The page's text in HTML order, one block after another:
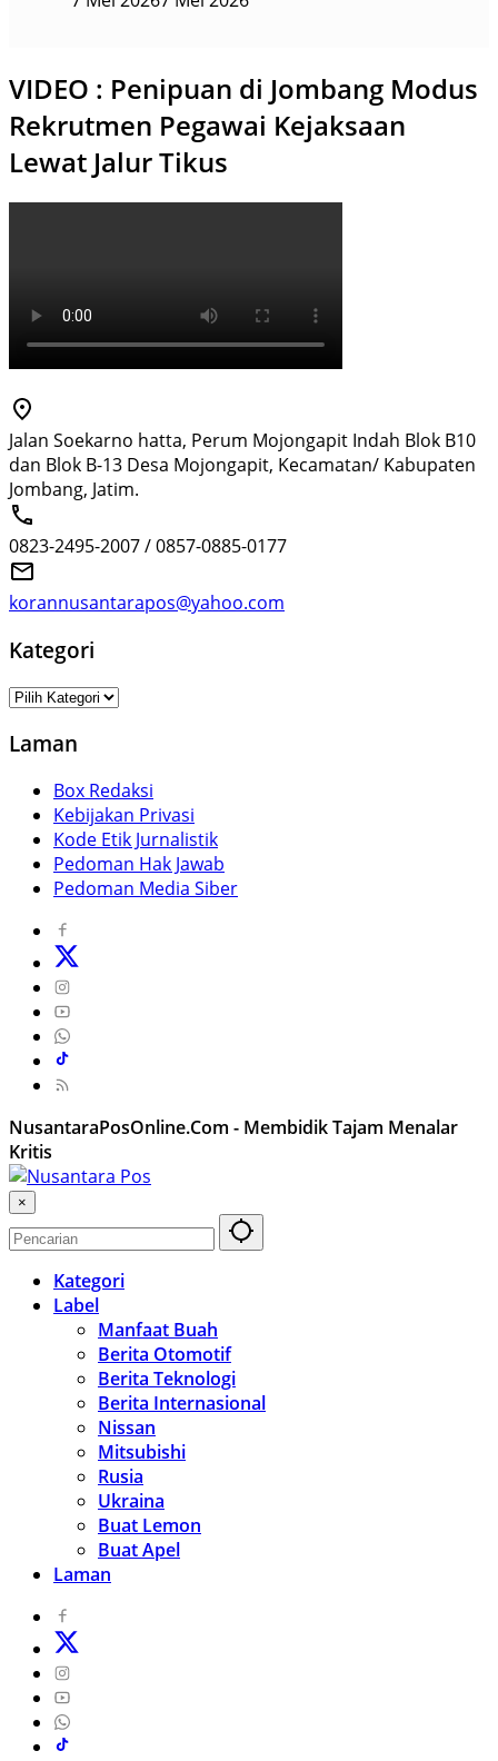
VIDEO : Penipuan di Jombang Modus
Rekrutmen Pegawai Kejaksaan
Lewat Jalur Tikus
Jalan Soekarno hatta, Perum Mojongapit Indah Blok B10
dan Blok B-13 Desa Mojongapit, Kecamatan/ Kabupaten
Jombang, Jatim.
0823-2495-2007 / 0857-0885-0177
korannusantarapos@yahoo.com
Kategori
Kategori
Laman
Box Redaksi
Kebijakan Privasi
Kode Etik Jurnalistik
Pedoman Hak Jawab
Pedoman Media Siber
NusantaraPosOnline.Com - Membidik Tajam Menalar
Kritis
×
Kategori
Label
Manfaat Buah
Berita Otomotif
Berita Teknologi
Berita Internasional
Nissan
Mitsubishi
Rusia
Ukraina
Buat Lemon
Buat Apel
Laman